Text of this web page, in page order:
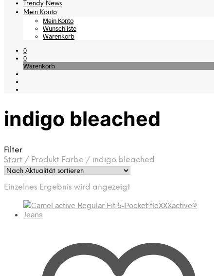
Trendy News
Mein Konto
Mein Konto
Wunschliste
Warenkorb
0
0
Warenkorb
indigo bleached
Filter
Start / Produkt Farbe / indigo bleached
Einzelnes Ergebnis wird angezeigt